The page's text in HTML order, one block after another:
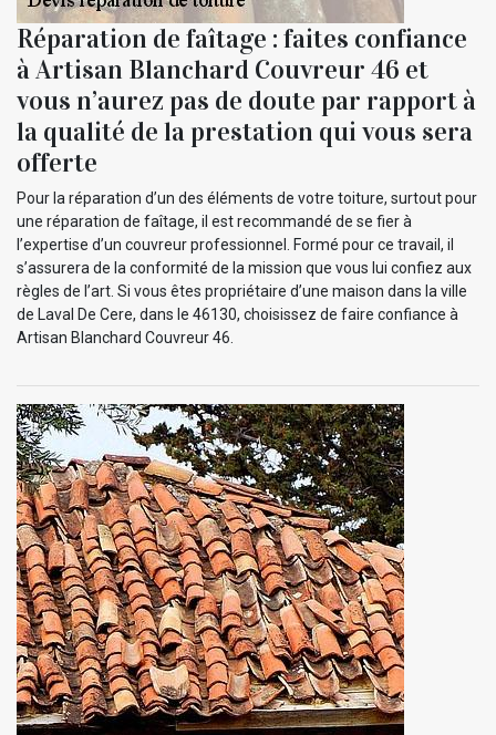
Réparation de faîtage : faites confiance
à Artisan Blanchard Couvreur 46 et
vous n’aurez pas de doute par rapport à
la qualité de la prestation qui vous sera
offerte
Pour la réparation d’un des éléments de votre toiture, surtout pour
une réparation de faîtage, il est recommandé de se fier à
l’expertise d’un couvreur professionnel. Formé pour ce travail, il
s’assurera de la conformité de la mission que vous lui confiez aux
règles de l’art. Si vous êtes propriétaire d’une maison dans la ville
de Laval De Cere, dans le 46130, choisissez de faire confiance à
Artisan Blanchard Couvreur 46.